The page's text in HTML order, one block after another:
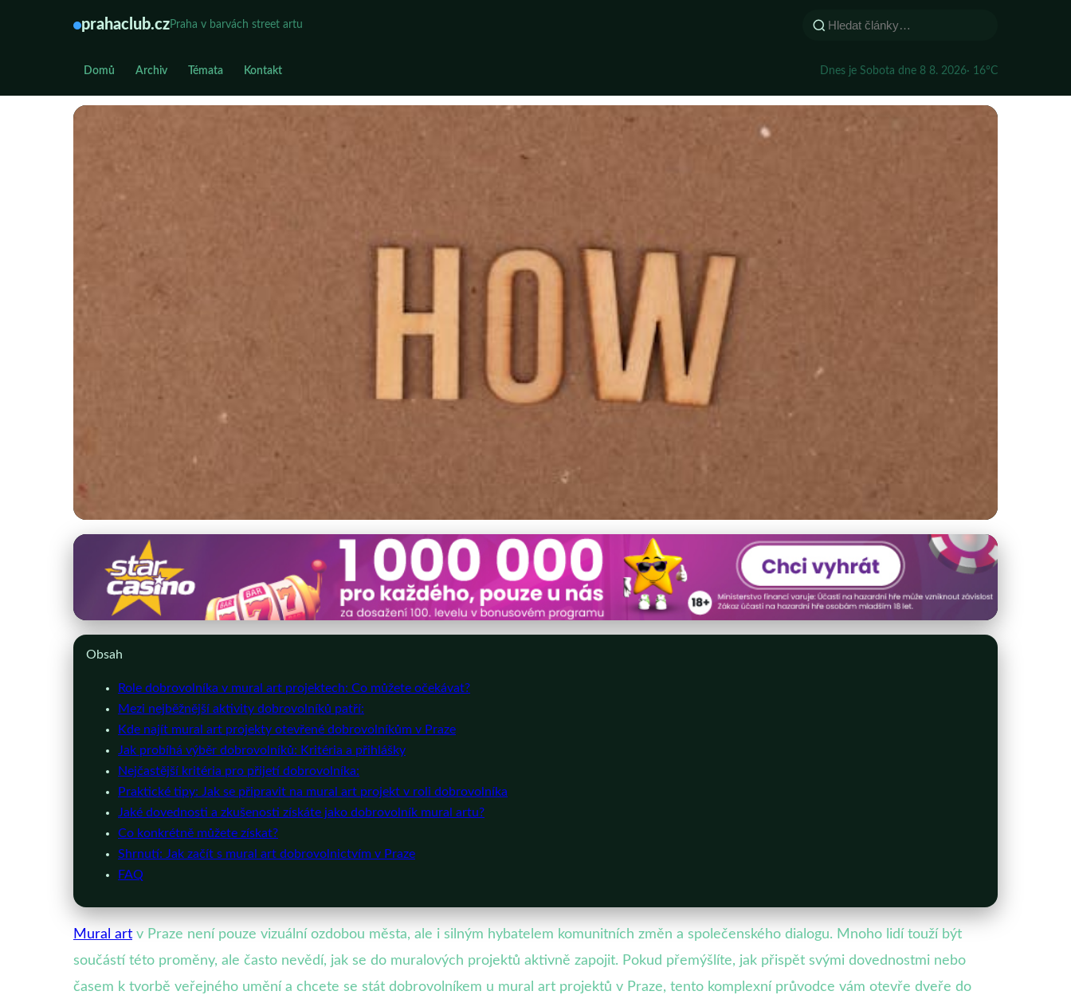
prahaclub.czPraha v barvách street artu
Domů Archiv Témata Kontakt Dnes je Sobota dne 8 8. 2026· 16°C
prahaclub.cz
Mural art v Praze: Jak se zapojit a co získáte jako dobrovolník?
6. 4. 2026· 9 min čtení · Autor: Martin Šmíd
Obsah
Role dobrovolníka v mural art projektech: Co můžete očekávat?
Mezi nejběžnější aktivity dobrovolníků patří:
Kde najít mural art projekty otevřené dobrovolníkům v Praze
Jak probíhá výběr dobrovolníků: Kritéria a přihlášky
Nejčastější kritéria pro přijetí dobrovolníka:
Praktické tipy: Jak se připravit na mural art projekt v roli dobrovolníka
Jaké dovednosti a zkušenosti získáte jako dobrovolník mural artu?
Co konkrétně můžete získat?
Shrnutí: Jak začít s mural art dobrovolnictvím v Praze
FAQ
Mural art v Praze není pouze vizuální ozdobou města, ale i silným hybatelem komunitních změn a společenského dialogu. Mnoho lidí touží být
součástí této proměny, ale často nevědí, jak se do muralových projektů aktivně zapojit. Pokud přemýšlíte, jak přispět svými dovednostmi nebo
časem k tvorbě veřejného umění a chcete se stát dobrovolníkem u mural art projektů v Praze, tento komplexní průvodce vám otevře dveře do